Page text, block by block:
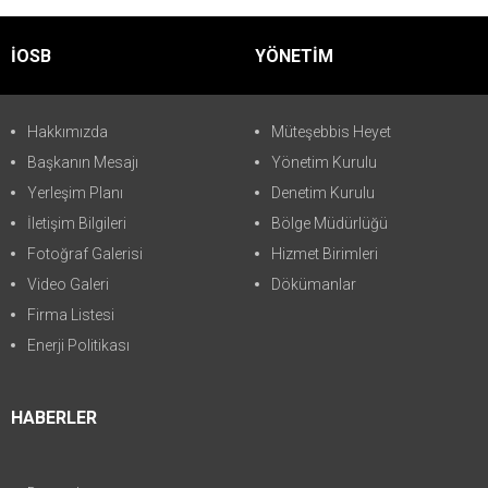
İOSB
Hakkımızda
Başkanın Mesajı
Yerleşim Planı
İletişim Bilgileri
Fotoğraf Galerisi
Video Galeri
Firma Listesi
Enerji Politikası
YÖNETİM
Müteşebbis Heyet
Yönetim Kurulu
Denetim Kurulu
Bölge Müdürlüğü
Hizmet Birimleri
Dökümanlar
HABERLER